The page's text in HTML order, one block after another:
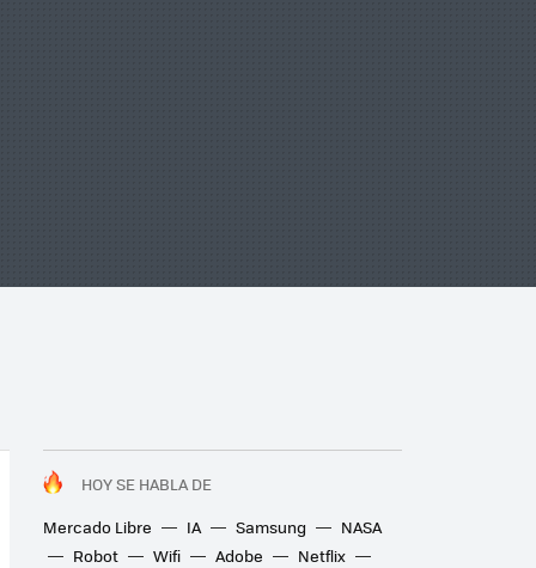
HOY SE HABLA DE
Mercado Libre
IA Samsung
NASA
Robot
Wifi Adobe
Netflix